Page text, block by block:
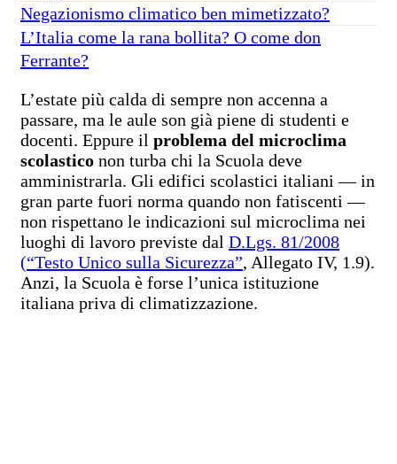
Negazionismo climatico ben mimetizzato?
L’Italia come la rana bollita? O come don
Ferrante?
L’estate più calda di sempre non accenna a
passare, ma le aule son già piene di studenti e
docenti. Eppure il problema del microclima
scolastico non turba chi la Scuola deve
amministrarla. Gli edifici scolastici italiani — in
gran parte fuori norma quando non fatiscenti —
non rispettano le indicazioni sul microclima nei
luoghi di lavoro previste dal D.Lgs. 81/2008
(“Testo Unico sulla Sicurezza”, Allegato IV, 1.9).
Anzi, la Scuola è forse l’unica istituzione
italiana priva di climatizzazione.